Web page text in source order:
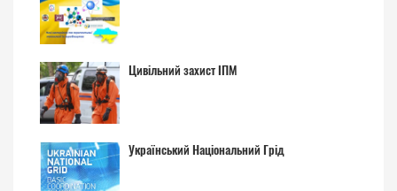
Цивільний захист ІПМ
Український Національний Грід